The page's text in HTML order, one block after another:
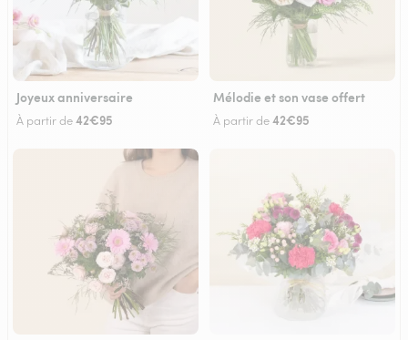
Joyeux anniversaire
À partir de42€95
Mélodie et son vase offert
À partir de42€95